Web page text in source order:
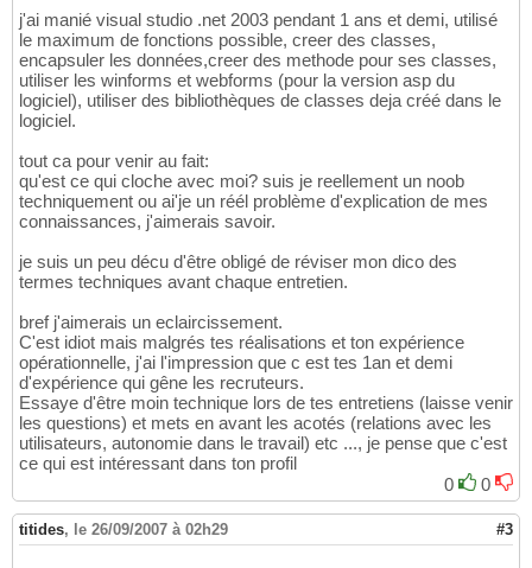
j'ai manié visual studio .net 2003 pendant 1 ans et demi, utilisé
le maximum de fonctions possible, creer des classes,
encapsuler les données,creer des methode pour ses classes,
utiliser les winforms et webforms (pour la version asp du
logiciel), utiliser des bibliothèques de classes deja créé dans le
logiciel.
tout ca pour venir au fait:
qu'est ce qui cloche avec moi? suis je reellement un noob
techniquement ou ai'je un réél problème d'explication de mes
connaissances, j'aimerais savoir.
je suis un peu décu d'être obligé de réviser mon dico des
termes techniques avant chaque entretien.
bref j'aimerais un eclaircissement.
C'est idiot mais malgrés tes réalisations et ton expérience
opérationnelle, j'ai l'impression que c est tes 1an et demi
d'expérience qui gêne les recruteurs.
Essaye d'être moin technique lors de tes entretiens (laisse venir
les questions) et mets en avant les acotés (relations avec les
utilisateurs, autonomie dans le travail) etc ..., je pense que c'est
ce qui est intéressant dans ton profil
0
0
titides, le 26/09/2007 à 02h29 #3